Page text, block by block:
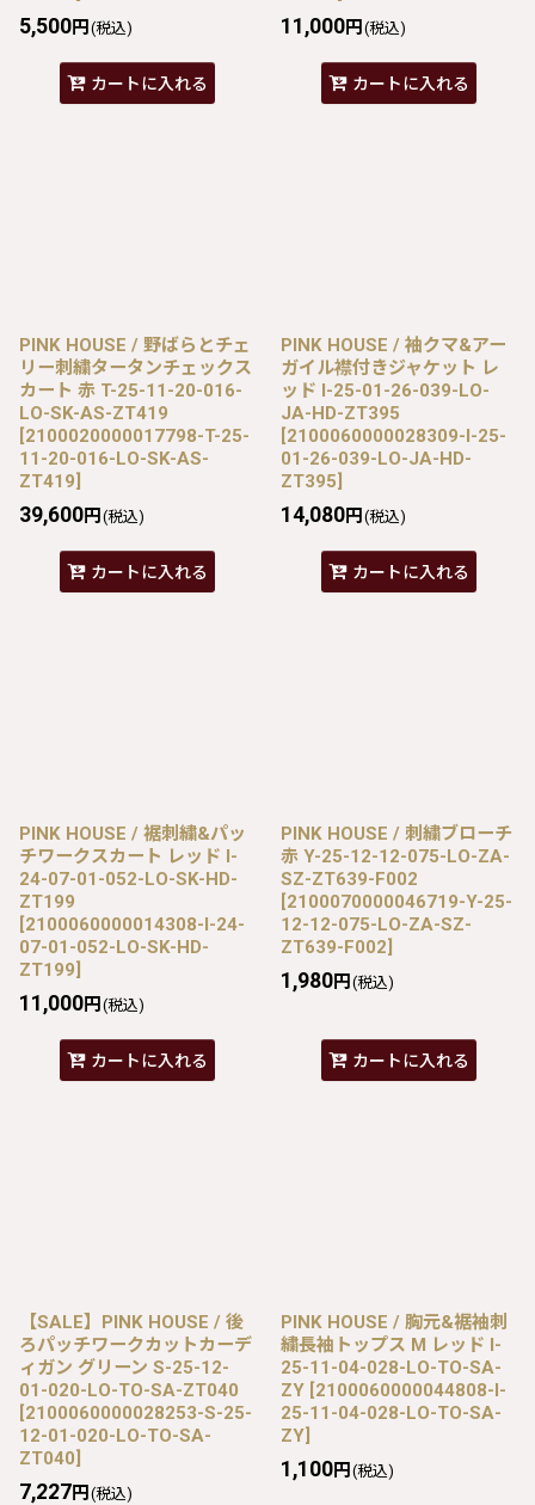
5,500円 (税込)
カートに入れる
11,000円 (税込)
カートに入れる
PINK HOUSE / 野ばらとチェ
リー刺繍タータンチェックス
カート 赤 T-25-11-20-016-
LO-SK-AS-ZT419
[2100020000017798-T-25-
11-20-016-LO-SK-AS-
ZT419]
39,600円 (税込)
カートに入れる
PINK HOUSE / 袖クマ&アー
ガイル襟付きジャケット レ
ッド I-25-01-26-039-LO-
JA-HD-ZT395
[2100060000028309-I-25-
01-26-039-LO-JA-HD-
ZT395]
14,080円 (税込)
カートに入れる
PINK HOUSE / 裾刺繍&パッ
チワークスカート レッド I-
24-07-01-052-LO-SK-HD-
ZT199
[2100060000014308-I-24-
07-01-052-LO-SK-HD-
ZT199]
11,000円 (税込)
カートに入れる
PINK HOUSE / 刺繍ブローチ
赤 Y-25-12-12-075-LO-ZA-
SZ-ZT639-F002
[2100070000046719-Y-25-
12-12-075-LO-ZA-SZ-
ZT639-F002]
1,980円 (税込)
カートに入れる
【SALE】PINK HOUSE / 後
ろパッチワークカットカーデ
ィガン グリーン S-25-12-
01-020-LO-TO-SA-ZT040
[2100060000028253-S-25-
12-01-020-LO-TO-SA-
ZT040]
7,227円 (税込)
PINK HOUSE / 胸元&裾袖刺
繍長袖トップス M レッド I-
25-11-04-028-LO-TO-SA-
ZY [2100060000044808-I-
25-11-04-028-LO-TO-SA-
ZY]
1,100円 (税込)